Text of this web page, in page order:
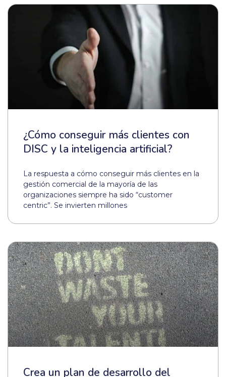
¿Cómo conseguir más clientes con
DISC y la inteligencia artificial?
La respuesta a cómo conseguir más clientes en la
gestión comercial de la mayoría de las
organizaciones siempre ha sido “customer
centric”. Se invierten millones
Crea un plan de desarrollo del